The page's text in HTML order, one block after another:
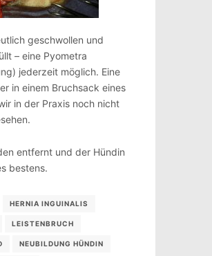
geschwollen und
– eine Pyometra
jederzeit möglich. Eine
in einem Bruchsack eines
in der Praxis noch nicht
entfernt und der Hündin
bestens.
HERNIA INGUINALIS
LEISTENBRUCH
NEUBILDUNG HÜNDIN